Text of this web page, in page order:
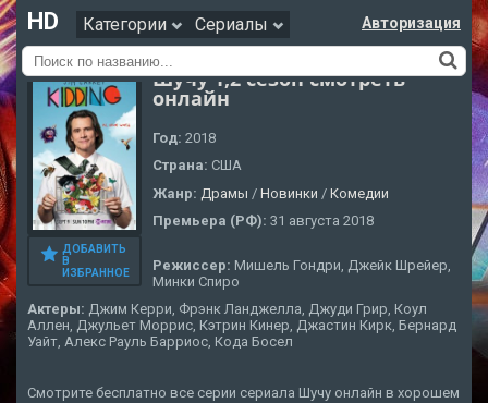
HD Категории Сериалы Авторизация
ДОБАВИТЬ
В
ИЗБРАННОЕ
Шучу 1,2 сезон смотреть
онлайн
Год: 2018
Страна: США
Жанр: Драмы / Новинки / Комедии
Премьера (РФ): 31 августа 2018
Режиссер: Мишель Гондри, Джейк Шрейер,
Минки Спиро
Актеры: Джим Керри, Фрэнк Ланджелла, Джуди Грир, Коул
Аллен, Джульет Моррис, Кэтрин Кинер, Джастин Кирк, Бернард
Уайт, Алекс Рауль Барриос, Кода Босел
Смотрите бесплатно все серии сериала Шучу онлайн в хорошем